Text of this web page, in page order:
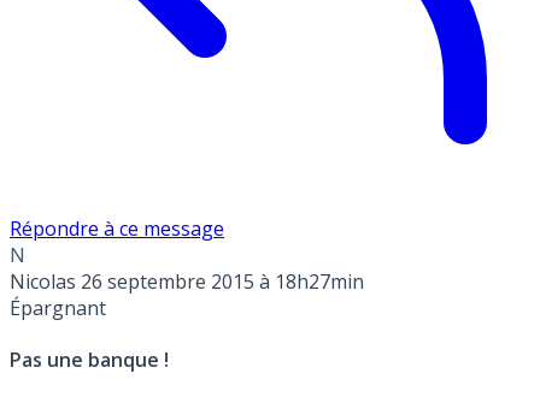
Répondre à ce message
N
Nicolas 26 septembre 2015 à 18h27min
Épargnant
Pas une banque !